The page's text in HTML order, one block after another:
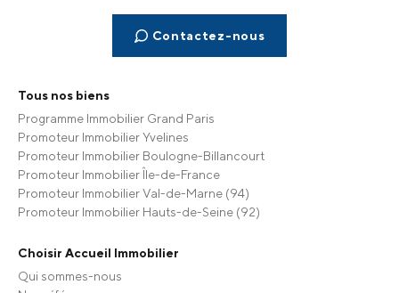
Tous nos biens
Programme Immobilier Grand Paris
Promoteur Immobilier Yvelines
Promoteur Immobilier Boulogne-Billancourt
Promoteur Immobilier Île-de-France
Promoteur Immobilier Val-de-Marne (94)
Promoteur Immobilier Hauts-de-Seine (92)
Choisir Accueil Immobilier
Qui sommes-nous
Contactez-nous